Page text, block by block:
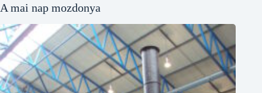
A mai nap mozdonya